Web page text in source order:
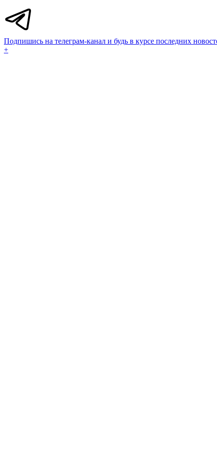
Подпишись на телеграм-канал и будь в курсе последних
+